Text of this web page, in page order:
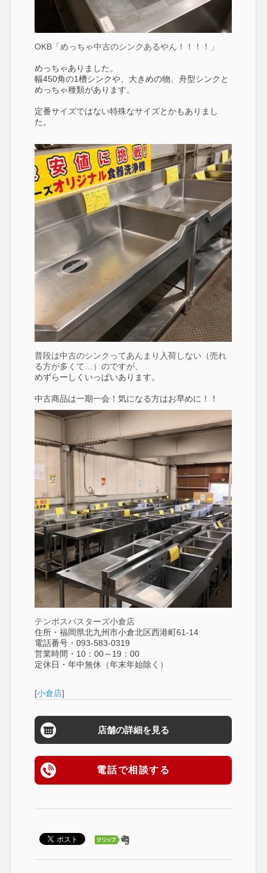
OKB「めっちゃ中古のシンクあるやん！！！！」
めっちゃありました。
幅450角の1槽シンクや、大きめの物、舟型シンクと
めっちゃ種類があります。
定番サイズではない特殊なサイズとかもありまし
た。
普段は中古のシンクってあんまり入荷しない（売れ
る方が多くて…）のですが、
めずらーしくいっぱいあります。
中古商品は一期一会！気になる方はお早めに！！
テンポスバスターズ小倉店
住所・福岡県北九州市小倉北区西港町61-14
電話番号・093-583-0319
営業時間・10：00～19：00
定休日・年中無休（年末年始除く）
[小倉店]
店舗の詳細を見る
電話で相談する